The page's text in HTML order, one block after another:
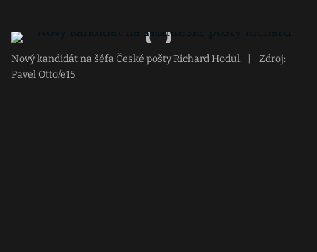
Nový kandidát na šéfa České pošty Richard Hodul.
Zdroj:
Pavel Otto/e15